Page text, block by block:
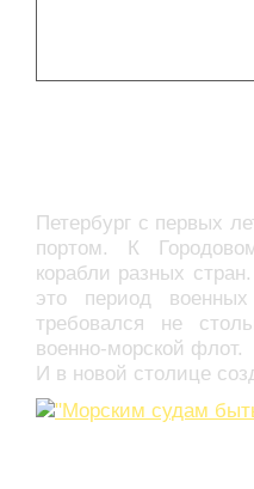
Петербург с первых
портом. К
корабли разных
это период
требовался не
военно-морской флот.
И в новой столице